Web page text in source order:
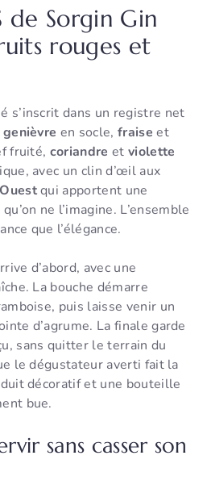
de Sorgin Gin
rouges et
s’inscrit dans un registre net
en socle, fraise et
fruité, coriandre et violette
avec un clin d’œil aux
qui apportent une
ne l’imagine. L’ensemble
que l’élégance.
d’abord, avec une
La bouche démarre
puis laisse venir un
d’agrume. La finale garde
sans quitter le terrain du
le dégustateur averti fait la
décoratif et une bouteille
bue.
sans casser son